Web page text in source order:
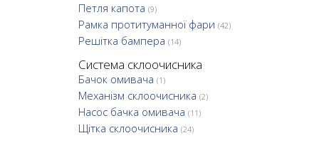
Петля капота (9)
Рамка протитуманної фари (42)
Решітка бампера (14)
Система склоочисника
Бачок омивача (1)
Механізм склоочисника (2)
Насос бачка омивача (11)
Щітка склоочисника (24)